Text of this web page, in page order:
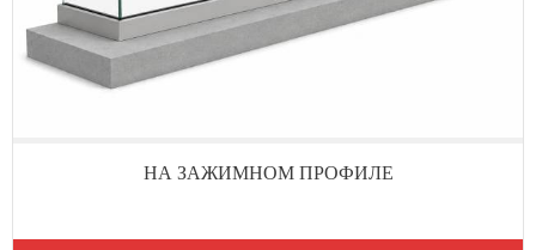
НА ЗАЖИМНОМ ПРОФИЛЕ